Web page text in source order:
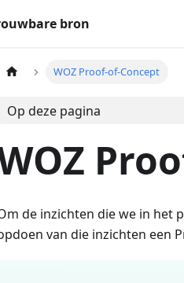
bron
WOZ Proof-of-Concept
Op deze pagina
de inzichten die we in het
van die inzichten een